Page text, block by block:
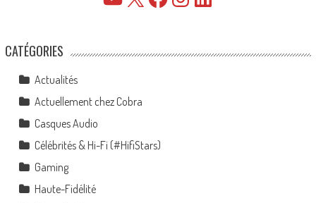
CATÉGORIES
Actualités
Actuellement chez Cobra
Casques Audio
Célébrités & Hi-Fi (#HifiStars)
Gaming
Haute-Fidélité